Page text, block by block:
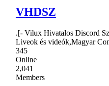
VHDSZ
.[- Vilux Hivatalos Discord
Liveok és videók,Magyar
345
Online
2,041
Members